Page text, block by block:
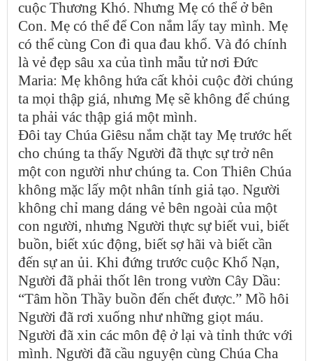
cuộc Thương Khó. Nhưng Mẹ có thể ở bên
Con. Mẹ có thể để Con nắm lấy tay mình. Mẹ
có thể cùng Con đi qua đau khổ. Và đó chính
là vẻ đẹp sâu xa của tình mẫu tử nơi Đức
Maria: Mẹ không hứa cất khỏi cuộc đời chúng
ta mọi thập giá, nhưng Mẹ sẽ không để chúng
ta phải vác thập giá một mình.
Đôi tay Chúa Giêsu nắm chặt tay Mẹ trước hết
cho chúng ta thấy Người đã thực sự trở nên
một con người như chúng ta. Con Thiên Chúa
không mặc lấy một nhân tính giả tạo. Người
không chỉ mang dáng vẻ bên ngoài của một
con người, nhưng Người thực sự biết vui, biết
buồn, biết xúc động, biết sợ hãi và biết cần
đến sự an ủi. Khi đứng trước cuộc Khổ Nạn,
Người đã phải thốt lên trong vườn Cây Dầu:
“Tâm hồn Thầy buồn đến chết được.” Mồ hôi
Người đã rơi xuống như những giọt máu.
Người đã xin các môn đệ ở lại và tỉnh thức với
mình. Người đã cầu nguyện cùng Chúa Cha